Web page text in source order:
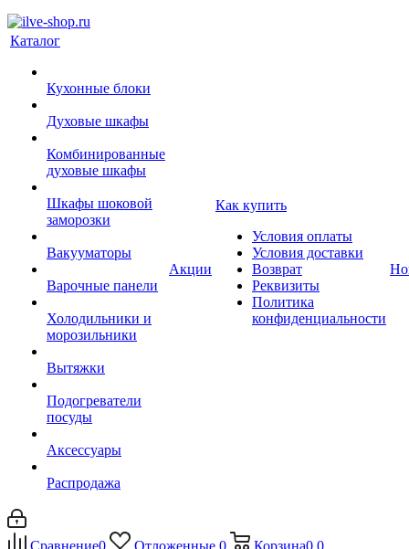
Каталог
Кухонные блоки
Духовые шкафы
Комбинированные
духовые шкафы
Шкафы шоковой
заморозки
Вакууматоры
Варочные панели
Холодильники и
морозильники
Вытяжки
Подогреватели
посуды
Аксессуары
Распродажа
Акции
Как купить
Условия оплаты
Условия доставки
Возврат
Реквизиты
Политика
конфиденциальности
Сравнение0 Отложенные 0 Корзина0 0